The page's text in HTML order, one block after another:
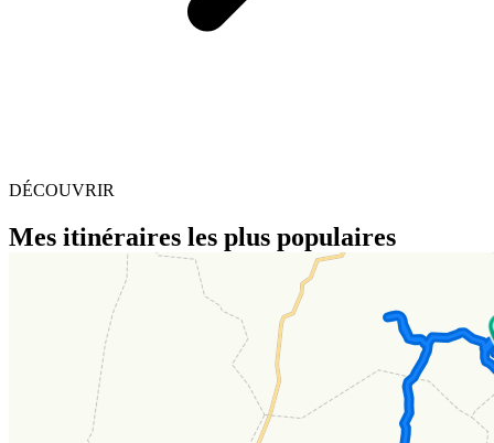
DÉCOUVRIR
Mes itinéraires les plus populaires